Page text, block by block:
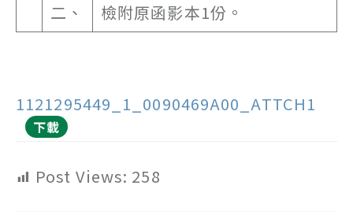
二、
檢附原函影本1份。
1121295449_1_0090469A00_ATTCH1
下載
Post Views: 258